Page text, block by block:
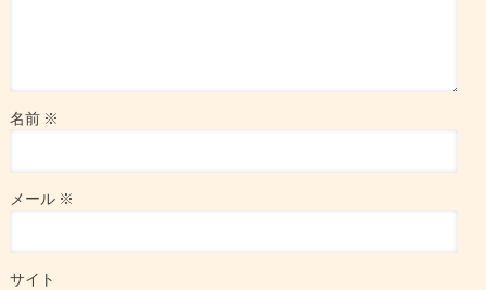
名前 ※
メール ※
サイト